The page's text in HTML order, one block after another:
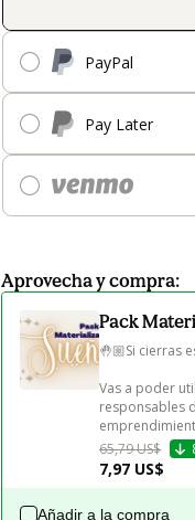
PayPal
Pay Later
Aprovecha y compra:
Pack
🤚🏼Si cierras
Vas a poder
responsables
65,79 US$
7,97 US$
Añadir a la compra